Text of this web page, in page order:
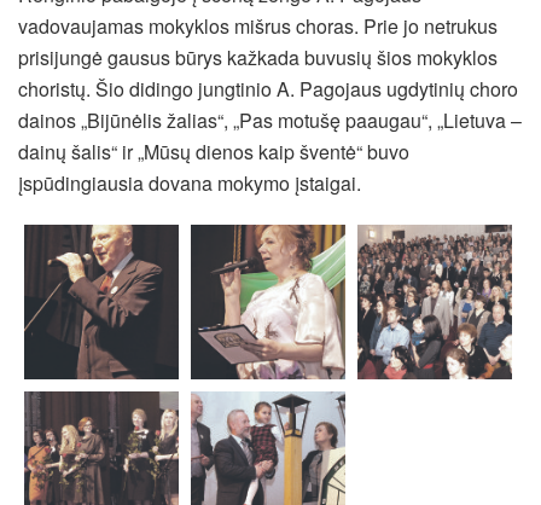
vadovaujamas mokyklos mišrus choras. Prie jo netrukus
prisijungė gausus būrys kažkada buvusių šios mokyklos
choristų. Šio didingo jungtinio A. Pagojaus ugdytinių choro
dainos „Bijūnėlis žalias“, „Pas motušę paaugau“, „Lietuva –
dainų šalis“ ir „Mūsų dienos kaip šventė“ buvo
įspūdingiausia dovana mokymo įstaigai.